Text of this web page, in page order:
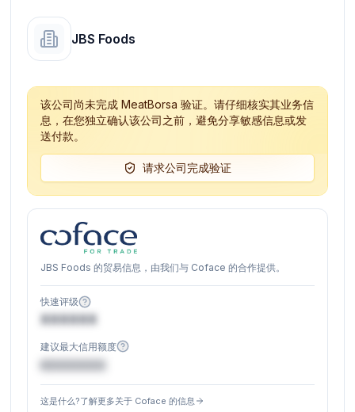
JBS Foods
该公司尚未完成 MeatBorsa 验证。请仔细核实其业务信
息，在您独立确认该公司之前，避免分享敏感信息或发
送付款。
请求公司完成验证
JBS Foods 的贸易信息，由我们与 Coface 的合作提供。
快速评级
XXXXXX
建议最大信用额度
这是什么?了解更多关于 Coface 的信息